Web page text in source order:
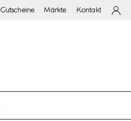
Gutscheine Märkte Kontakt